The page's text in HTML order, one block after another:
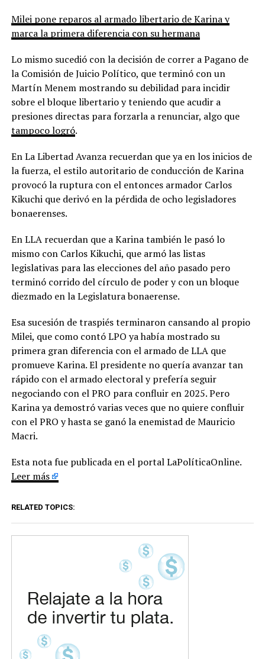
Milei pone reparos al armado libertario de Karina y
marca la primera diferencia con su hermana
Lo mismo sucedió con la decisión de correr a Pagano de
la Comisión de Juicio Político, que terminó con un
Martín Menem mostrando su debilidad para incidir
sobre el bloque libertario y teniendo que acudir a
presiones directas para forzarla a renunciar, algo que
tampoco logró.
En La Libertad Avanza recuerdan que ya en los inicios de
la fuerza, el estilo autoritario de conducción de Karina
provocó la ruptura con el entonces armador Carlos
Kikuchi que derivó en la pérdida de ocho legisladores
bonaerenses.
En LLA recuerdan que a Karina también le pasó lo
mismo con Carlos Kikuchi, que armó las listas
legislativas para las elecciones del año pasado pero
terminó corrido del círculo de poder y con un bloque
diezmado en la Legislatura bonaerense.
Esa sucesión de traspiés terminaron cansando al propio
Milei, que como contó LPO ya había mostrado su
primera gran diferencia con el armado de LLA que
promueve Karina. El presidente no quería avanzar tan
rápido con el armado electoral y prefería seguir
negociando con el PRO para confluir en 2025. Pero
Karina ya demostró varias veces que no quiere confluir
con el PRO y hasta se ganó la enemistad de Mauricio
Macri.
Esta nota fue publicada en el portal LaPolíticaOnline.
Leer más
RELATED TOPICS: